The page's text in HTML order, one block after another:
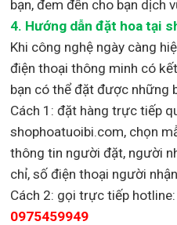
bạn, đem đến cho bạn dịch
4. Hướng dẫn đặt hoa tại
Khi công nghệ ngày càng
điện thoại thông minh có
bạn có thể đặt được những
Cách 1: đặt hàng trực tiếp
shophoatuoibi.com, chọn
thông tin người đặt, người
chỉ, số điện thoại người
Cách 2: gọi trực tiếp hotline:
0975459949